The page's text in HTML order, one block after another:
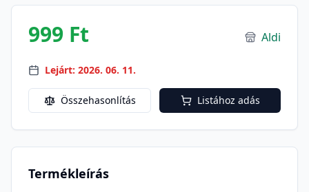
999 Ft Aldi
Lejárt: 2026. 06. 11.
Összehasonlítás Listához adás
Termékleírás